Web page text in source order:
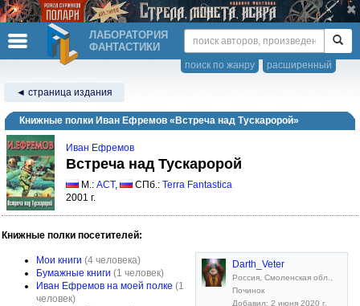
ЛАБОРАТОРИЯ
ФАНТАСТИКИ
расширенный
поиск по жанру
◄ страница издания
Книжные полки Иван Ефремов «Встреча над Тускаророй»
Иван Ефремов
Встреча над Тускаророй
М.: АСТ, СПб.: Terra Fantastica
2001 г.
Книжные полки посетителей:
Мои книги (4 человека)
Бумажные книги (1 человек)
Иван Ефремов на моей полке (1
человек)
Darth_Veter
Россия, Смоленская обл.,
Починок
Добавил: 2 июня 2020 г.